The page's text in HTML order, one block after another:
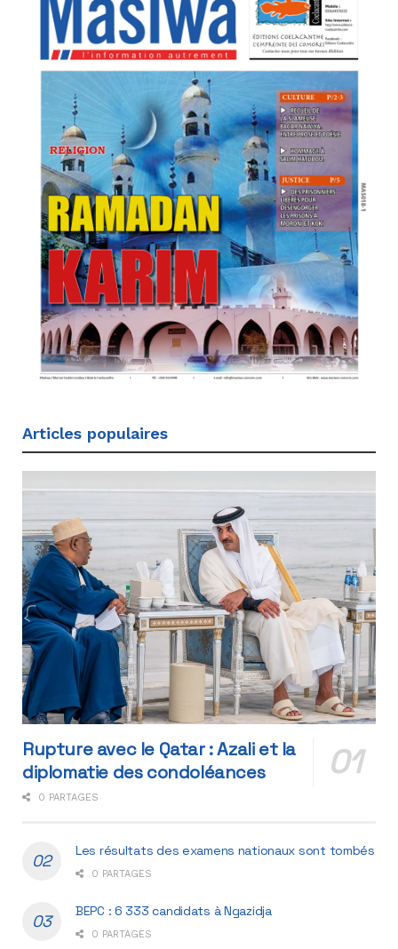
Articles populaires
Rupture avec le Qatar : Azali et la
diplomatie des condoléances
0 PARTAGES
Les résultats des examens nationaux sont tombés
0 PARTAGES
BEPC : 6 333 candidats à Ngazidja
0 PARTAGES